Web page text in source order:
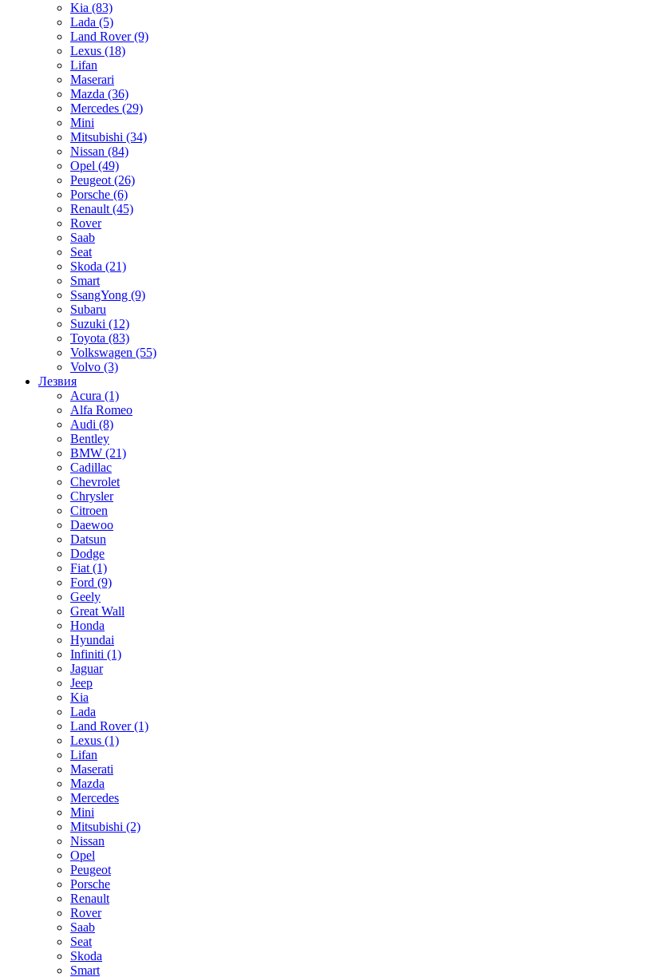
Kia (83)
Lada (5)
Land Rover(9)
Lexus (18)
Lifan
Maserari
Mazda (36)
Mercedes (29)
Mini
Mitsubishi (34)
Nissan (84)
Opel (49)
Peugeot (26)
Porsche (6)
Renault (45)
Rover
Saab
Seat
Skoda (21)
Smart
SsangYong (9)
Subaru
Suzuki (12)
Toyota (83)
Volkswagen (55)
Volvo (3)
Лезвия
Acura (1)
Alfa Romeo
Audi (8)
Bentley
BMW (21)
Cadillac
Chevrolet
Chrysler
Citroen
Daewoo
Datsun
Dodge
Fiat (1)
Ford (9)
Geely
Great Wall
Honda
Hyundai
Infiniti (1)
Jaguar
Jeep
Kia
Lada
Land Rover(1)
Lexus (1)
Lifan
Maserati
Mazda
Mercedes
Mini
Mitsubishi (2)
Nissan
Opel
Peugeot
Porsche
Renault
Rover
Saab
Seat
Skoda
Smart